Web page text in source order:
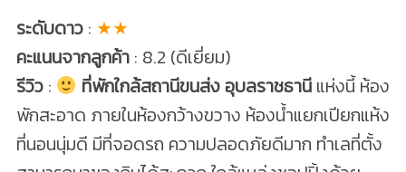
ระดับดาว: ★★
คะแนนจากลูกค้า: 8.2 (ดีเยี่ยม)
รีวิว: ที่พักใกล้สถานีขนส่ง อุบลราชธานีแห่งนี้ ห้อง
พักสะอาด ภายในห้องกว้างขวาง ห้องน้ำแยกเปียกแห้ง
ที่นอนนุ่มดี มีที่จอดรถ ความปลอดภัยดีมาก ทำเลที่ตั้ง